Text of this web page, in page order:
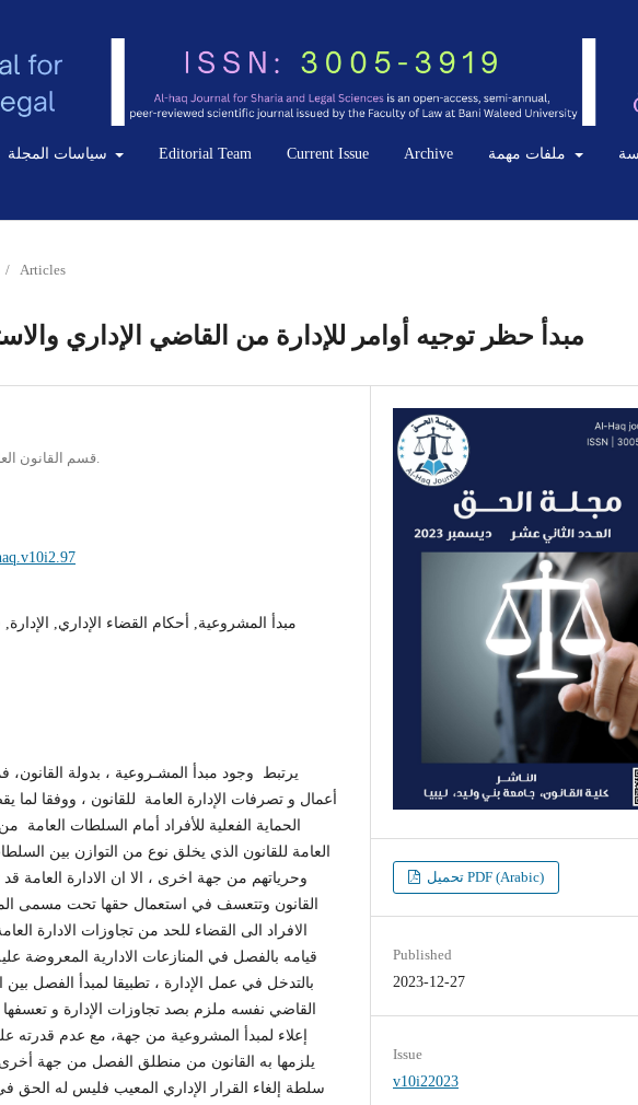
Editorial Team Current Issue Archive
/ Articles
مبدأ حظر توجيه أوامر للإدارة من القاضي الإداري
مبدأ المشروعية, أحكام القضاء الإداري, الإدارة,
يرتبط وجود مبدأ المشـروعية ، بدولة
أعمال و تصرفات الإدارة العامة للقانون ، ووفقا لما
الحماية الفعلية للأفراد أمام السلطات العامة
العامة للقانون الذي يخلق نوع من التوازن بين
وحرياتهم من جهة اخرى ، الا ان الادارة العامة
القانون وتتعسف في استعمال حقها تحت مسمى
الافراد الى القضاء للحد من تجاوزات الادارة
قيامه بالفصل في المنازعات الادارية المعروضة
بالتدخل في عمل الإدارة ، تطبيقا لمبدأ الفصل
القاضي نفسه ملزم بصد تجاوزات الإدارة و
إعلاء لمبدأ المشروعية من جهة، مع عدم قدرته
يلزمها به القانون من منطلق الفصل من جهة
سلطة إلغاء القرار الإداري المعيب فليس له الحق
تحميل PDF (Arabic)
Published
2023-12-27
Issue
v10i22023